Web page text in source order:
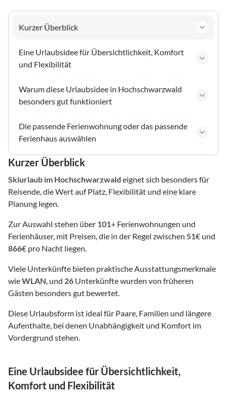
Kurzer Überblick
Eine Urlaubsidee für Übersichtlichkeit, Komfort
und Flexibilität
Warum diese Urlaubsidee in Hochschwarzwald
besonders gut funktioniert
Die passende Ferienwohnung oder das passende
Ferienhaus auswählen
Kurzer Überblick
Skiurlaub im Hochschwarzwald eignet sich besonders für
Reisende, die Wert auf Platz, Flexibilität und eine klare
Planung legen.
Zur Auswahl stehen über 101+ Ferienwohnungen und
Ferienhäuser, mit Preisen, die in der Regel zwischen 51€ und
866€ pro Nacht liegen.
Viele Unterkünfte bieten praktische Ausstattungsmerkmale
wieWLAN, und 26 Unterkünfte wurden von früheren
Gästen besonders gut bewertet.
Diese Urlaubsform ist ideal für Paare, Familien und längere
Aufenthalte, bei denen Unabhängigkeit und Komfort im
Vordergrund stehen.
Eine Urlaubsidee für Übersichtlichkeit,
Komfort und Flexibilität